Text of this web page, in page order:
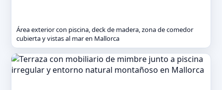
Área exterior con piscina, deck de madera, zona de comedor
cubierta y vistas al mar en Mallorca